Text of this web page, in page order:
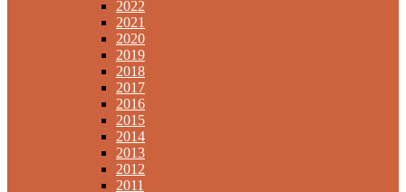
2022
2021
2020
2019
2018
2017
2016
2015
2014
2013
2012
2011